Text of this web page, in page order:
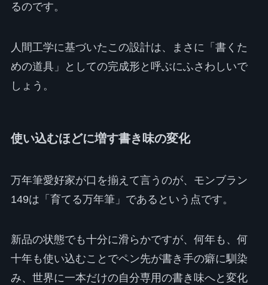
るのです。
人間工学に基づいたこの設計は、まさに「書くた
めの道具」としての完成形と呼ぶにふさわしいで
しょう。
使い込むほどに増す書き味の変化
万年筆愛好家が口を揃えて言うのが、モンブラン
149は「育てる万年筆」であるという点です。
新品の状態でも十分に滑らかですが、何年も、何
十年も使い込むことでペン先が書き手の癖に馴染
み、世界に一本だけの自分専用の書き味へと変化